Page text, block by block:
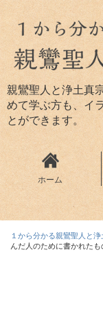
ホーム
親鸞聖人と浄土真
めて学ぶ方も、イ
とができます。
１から分かる親鸞聖人と浄
んだ人のために書かれた